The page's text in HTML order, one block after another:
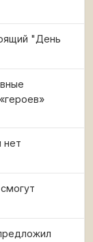
"День
нет